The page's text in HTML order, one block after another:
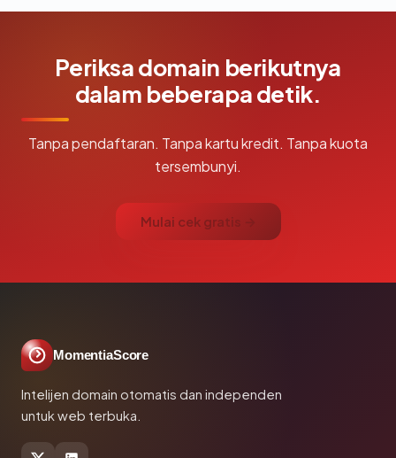
Periksa domain berikutnya
dalam beberapa detik.
Tanpa pendaftaran. Tanpa kartu kredit. Tanpa kuota
tersembunyi.
Mulai cek gratis →
MomentiaScore
Intelijen domain otomatis dan independen
untuk web terbuka.